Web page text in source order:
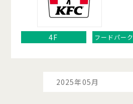
4F フードパーク
2025年05月